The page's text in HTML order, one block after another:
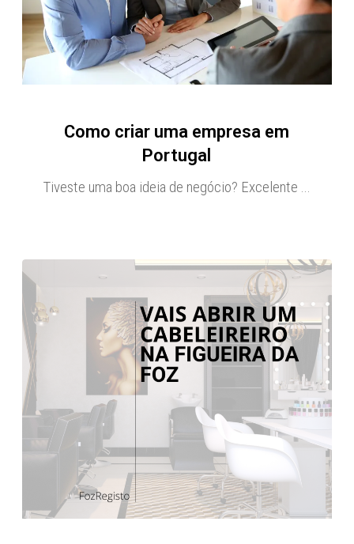
Como criar uma empresa em
Portugal
Tiveste uma boa ideia de negócio? Excelente ...